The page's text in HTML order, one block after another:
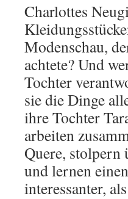
Charlottes
Modenschau,
achtete? Und
Tochter
sie die Dinge
ihre Tochter
arbeiten
Quere, stolpern
und lernen
interessanter,